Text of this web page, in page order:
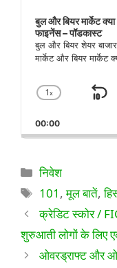
बुल और बियर मार्केट
फाइनेंस – पॉडकास्ट
बुल और बियर शेयर
मार्केट और बियर मार्केट
प्लेबैक
बदलें
1x
पीछे
00:00
श्रेणियाँ
निवेश
टैग
101 ,मूल बातें,
क्रेडिट स्कोर /
शुरुआती लोगों के लिए
ओवरड्राफ्ट और